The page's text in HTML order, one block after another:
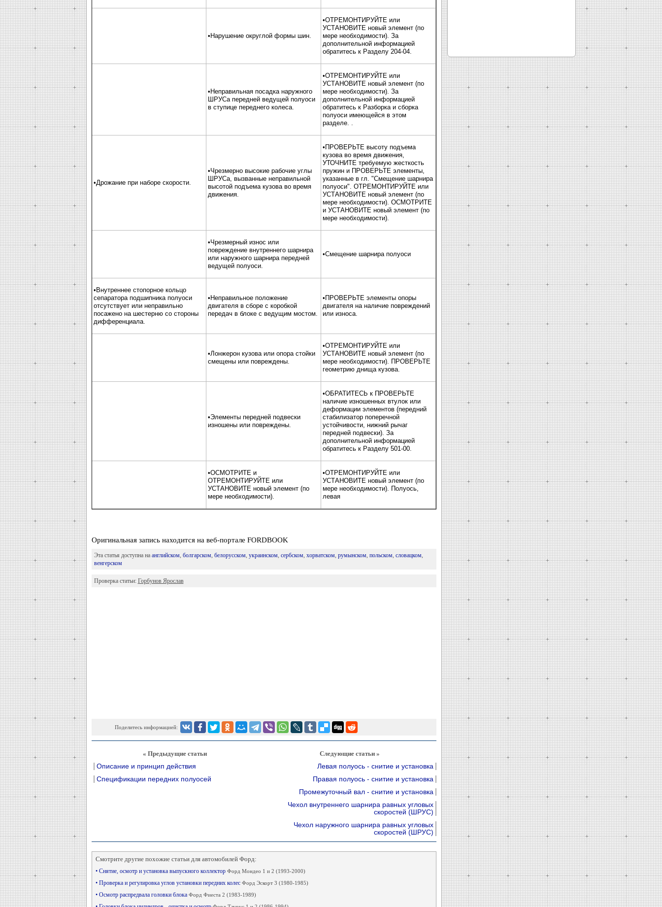
•Нарушение округлой формы шин.
•ОТРЕМОНТИРУЙТЕ или
УСТАНОВИТЕ новый элемент (по
мере необходимости). За
дополнительной информацией
обратитесь к Разделу 204-04.
•Неправильная посадка наружного
ШРУСа передней ведущей полуоси
в ступице переднего колеса.
•ОТРЕМОНТИРУЙТЕ или
УСТАНОВИТЕ новый элемент (по
мере необходимости). За
дополнительной информацией
обратитесь к Разборка и сборка
полуоси имеющейся в этом
разделе. .
•Дрожание при наборе скорости.
•Чрезмерно высокие рабочие углы
ШРУСа, вызванные неправильной
высотой подъема кузова во время
движения.
•ПРОВЕРЬТЕ высоту подъема
кузова во время движения,
УТОЧНИТЕ требуемую жесткость
пружин и ПРОВЕРЬТЕ элементы,
указанные в гл. "Смещение шарнира
полуоси". ОТРЕМОНТИРУЙТЕ или
УСТАНОВИТЕ новый элемент (по
мере необходимости). ОСМОТРИТЕ
и УСТАНОВИТЕ новый элемент (по
мере необходимости).
•Чрезмерный износ или
повреждение внутреннего шарнира
или наружного шарнира передней
ведущей полуоси.
•Смещение шарнира полуоси
•Внутреннее стопорное кольцо
сепаратора подшипника полуоси
отсутствует или неправильно
посажено на шестерню со стороны
дифференциала.
•Неправильное положение
двигателя в сборе с коробкой
передач в блоке с ведущим мостом.
•ПРОВЕРЬТЕ элементы опоры
двигателя на наличие повреждений
или износа.
•Лонжерон кузова или опора стойки
смещены или повреждены.
•ОТРЕМОНТИРУЙТЕ или
УСТАНОВИТЕ новый элемент (по
мере необходимости). ПРОВЕРЬТЕ
геометрию днища кузова.
•Элементы передней подвески
изношены или повреждены.
•ОБРАТИТЕСЬ к ПРОВЕРЬТЕ
наличие изношенных втулок или
деформации элементов (передний
стабилизатор поперечной
устойчивости, нижний рычаг
передней подвески). За
дополнительной информацией
обратитесь к Разделу 501-00.
•ОСМОТРИТЕ и
ОТРЕМОНТИРУЙТЕ или
УСТАНОВИТЕ новый элемент (по
мере необходимости).
•ОТРЕМОНТИРУЙТЕ или
УСТАНОВИТЕ новый элемент (по
мере необходимости). Полуось,
левая
Оригинальная запись находится на веб-портале FORDBOOK
Эта статья доступна на английском, болгарском, белорусском, украинском, сербском, хорватском, румынском, польском, словацком,
венгерском
Проверка статьи: Горбунов Ярослав
Поделитесь информацией:
« Предыдущие статьи
Описание и принцип действия
Спецификации передних полуосей
Следующие статьи »
Левая полуось - снитие и установка
Правая полуось - снитие и установка
Промежуточный вал - снитие и установка
Чехол внутреннего шарнира равных угловых
скоростей (ШРУС)
Чехол наружного шарнира равных угловых
скоростей (ШРУС)
Смотрите другие похожие статьи для автомобилей Форд:
• Снятие, осмотр и установка выпускного коллектор Форд Мондео 1 и 2 (1993-2000)
• Проверка и регулировка углов установки передних колес Форд Эскорт 3 (1980-1985)
• Осмотр распредвала головки блока Форд Фиеста 2 (1983-1989)